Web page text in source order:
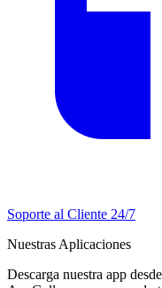
Soporte al Cliente 24/7
Nuestras Aplicaciones
Descarga nuestra app